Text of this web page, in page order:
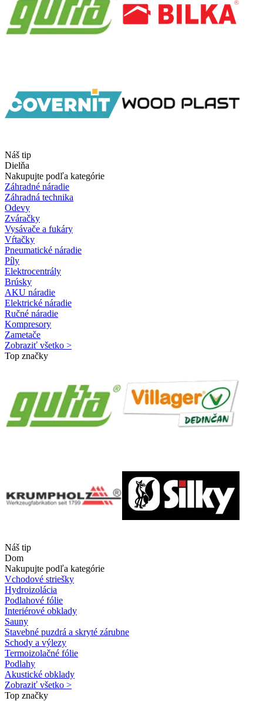
Náš tip
Dielňa
Nakupujte podľa kategórie
Záhradné náradie
Záhradná technika
Odevy
Zváračky
Vysávače a fukáry
Vŕtačky
Pneumatické náradie
Píly
Elektrocentrály
Brúsky
AKU náradie
Elektrické náradie
Ručné náradie
Kompresory
Zametače
Zobraziť všetko >
Top značky
Náš tip
Dom
Nakupujte podľa kategórie
Vchodové striešky
Hydroizolácia
Podlahové fólie
Interiérové obklady
Sauny
Stavebné puzdrá a skryté zárubne
Schody a výlezy
Termoizolačné fólie
Podlahy
Akustické obklady
Zobraziť všetko >
Top značky